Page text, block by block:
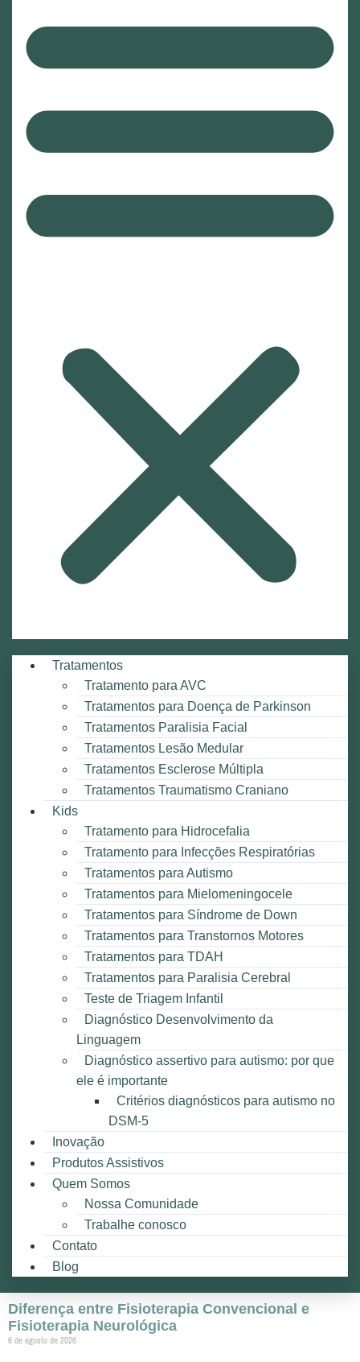
Tratamentos
Tratamento para AVC
Tratamentos para Doença de Parkinson
Tratamentos Paralisia Facial
Tratamentos Lesão Medular
Tratamentos Esclerose Múltipla
Tratamentos Traumatismo Craniano
Kids
Tratamento para Hidrocefalia
Tratamento para Infecções Respiratórias
Tratamentos para Autismo
Tratamentos para Mielomeningocele
Tratamentos para Síndrome de Down
Tratamentos para Transtornos Motores
Tratamentos para TDAH
Tratamentos para Paralisia Cerebral
Teste de Triagem Infantil
Diagnóstico Desenvolvimento da
Linguagem
Diagnóstico assertivo para autismo: por que
ele é importante
Critérios diagnósticos para autismo no
DSM-5
Inovação
Produtos Assistivos
Quem Somos
Nossa Comunidade
Trabalhe conosco
Contato
Blog
Diferença entre Fisioterapia Convencional e
Fisioterapia Neurológica
6 de agosto de 2026